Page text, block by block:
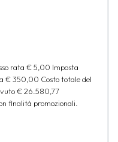
rata € 5,00 Imposta
€ 350,00 Costo totale del
€ 26.580,77
finalità promozionali.